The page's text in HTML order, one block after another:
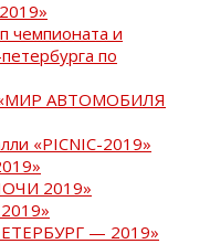
чемпионата и
по
АВТОМОБИЛЯ
«PICNIC-2019»
2019»
— 2019»